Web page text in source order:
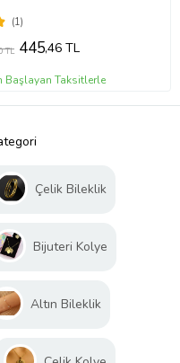
(1)
TL 445,46 TL
Başlayan Taksitlerle
Çelik Bileklik
Bijuteri Kolye
Altın Bileklik